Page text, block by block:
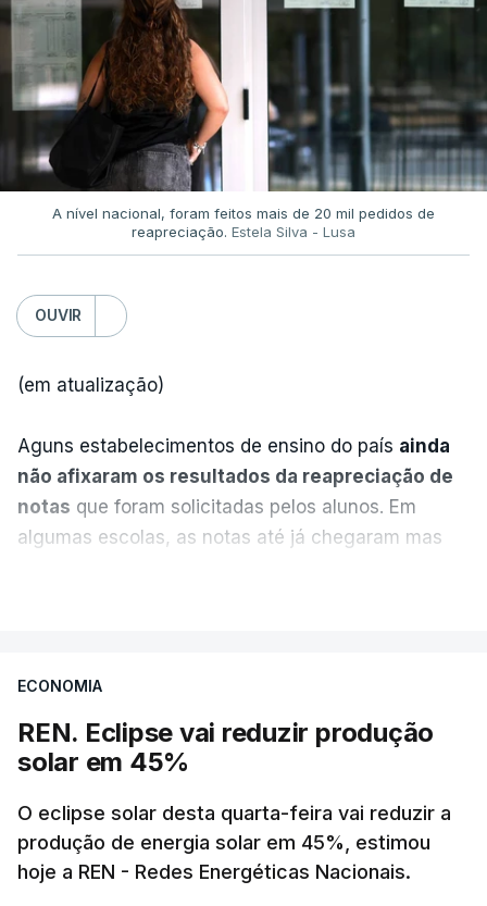
A nível nacional, foram feitos mais de 20 mil pedidos de
reapreciação. Estela Silva - Lusa
OUVIR
(em atualização)
Aguns estabelecimentos de ensino do país ainda
não afixaram os resultados da reapreciação de
notas que foram solicitadas pelos alunos. Em
algumas escolas, as notas até já chegaram mas
tinha chegado o resultado de
exames, mas ainda não tinham sido afixados.
até à escola para ver o resultado mas ainda não
tinha sido divulgado. Alguns pais apontam
incorreções e aguardam a atualização na
ECONOMIA
REN. Eclipse vai reduzir produção
solar em 45%
O eclipse solar desta quarta-feira vai reduzir a
produção de energia solar em 45%, estimou
hoje a REN - Redes Energéticas Nacionais.